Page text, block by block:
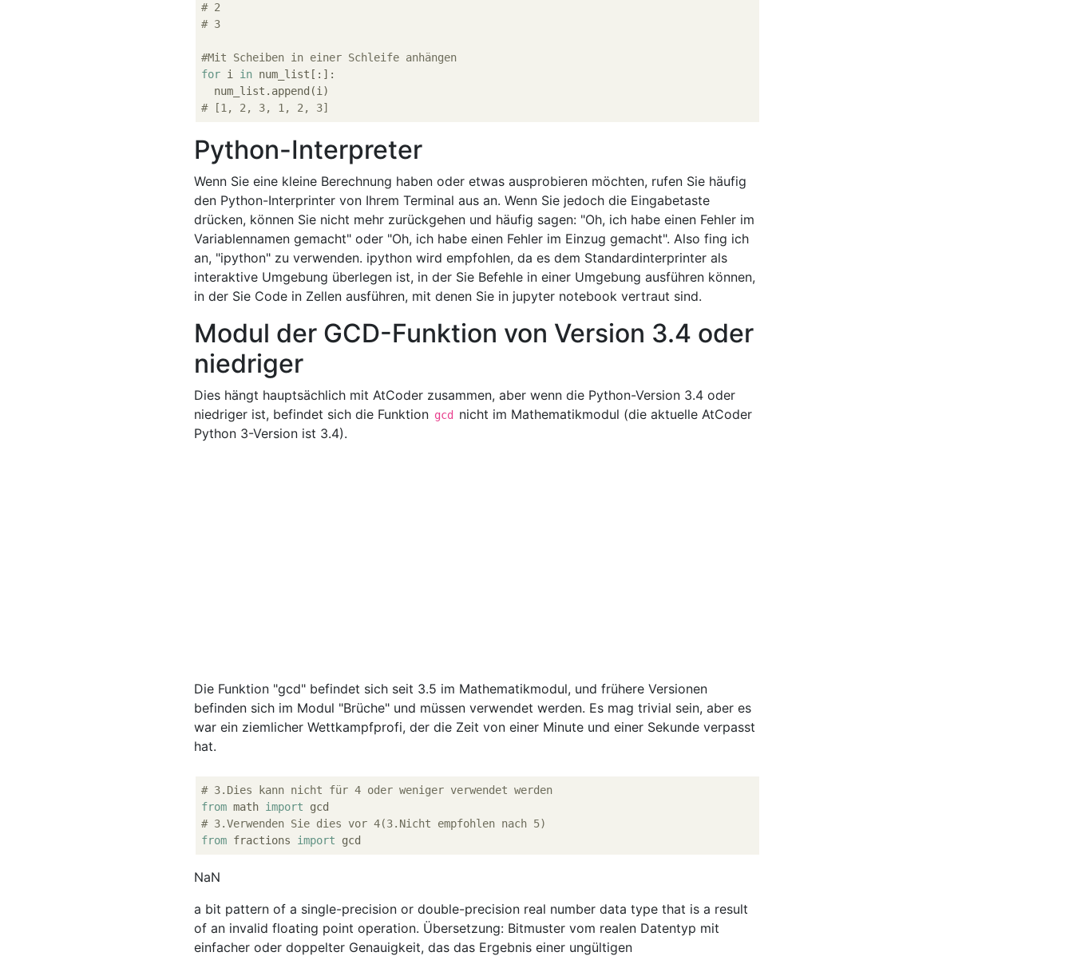
# 2
# 3
#Mit Scheiben in einer Schleife anhängen
for i in num_list[:]:
# [1, 2, 3, 1, 2, 3]
Python-Interpreter
Wenn Sie eine kleine Berechnung haben oder etwas ausprobieren möchten, rufen Sie häufig
den Python-Interprinter von Ihrem Terminal aus an. Wenn Sie jedoch die Eingabetaste
drücken, können Sie nicht mehr zurückgehen und häufig sagen: "Oh, ich habe einen Fehler im
Variablennamen gemacht" oder "Oh, ich habe einen Fehler im Einzug gemacht". Also fing ich
an, "ipython" zu verwenden. ipython wird empfohlen, da es dem Standardinterprinter als
interaktive Umgebung überlegen ist, in der Sie Befehle in einer Umgebung ausführen können,
in der Sie Code in Zellen ausführen, mit denen Sie in jupyter notebook vertraut sind.
Modul der GCD-Funktion von Version 3.4 oder
niedriger
Dies hängt hauptsächlich mit AtCoder zusammen, aber wenn die Python-Version 3.4 oder
niedriger ist, befindet sich die Funktion gcd
nicht im Mathematikmodul (die aktuelle AtCoder
Python 3-Version ist 3.4).
Die Funktion "gcd" befindet sich seit 3.5 im Mathematikmodul, und frühere Versionen
befinden sich im Modul "Brüche" und müssen verwendet werden. Es mag trivial sein, aber es
war ein ziemlicher Wettkampfprofi, der die Zeit von einer Minute und einer Sekunde verpasst
hat.
# 3.Dies kann nicht für 4 oder weniger verwendet werden
from math import
# 3.Verwenden Sie dies vor 4(3.Nicht empfohlen nach 5)
from fractions import
NaN
a bit pattern of a single-precision or double-precision real number data type that is a result
of an invalid floating point operation. Übersetzung: Bitmuster vom realen Datentyp mit
einfacher oder doppelter Genauigkeit, das das Ergebnis einer ungültigen